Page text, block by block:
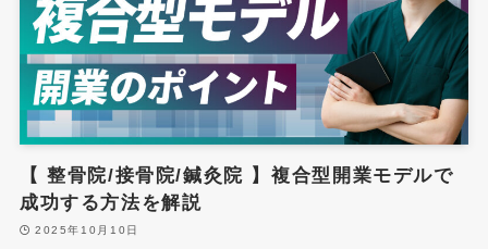
【 整骨院/接骨院/鍼灸院 】複合型開業モデルで
成功する方法を解説
2025年10月10日